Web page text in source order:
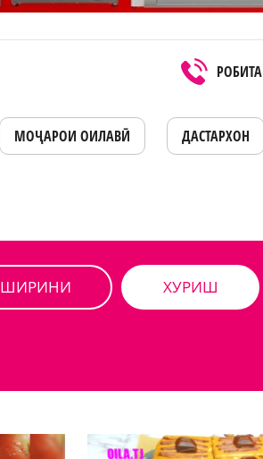
РОБИТА
МОҶАРОИ ОИЛАВӢ ДАСТАРХОН
ШИРИНИ ХУРИШ